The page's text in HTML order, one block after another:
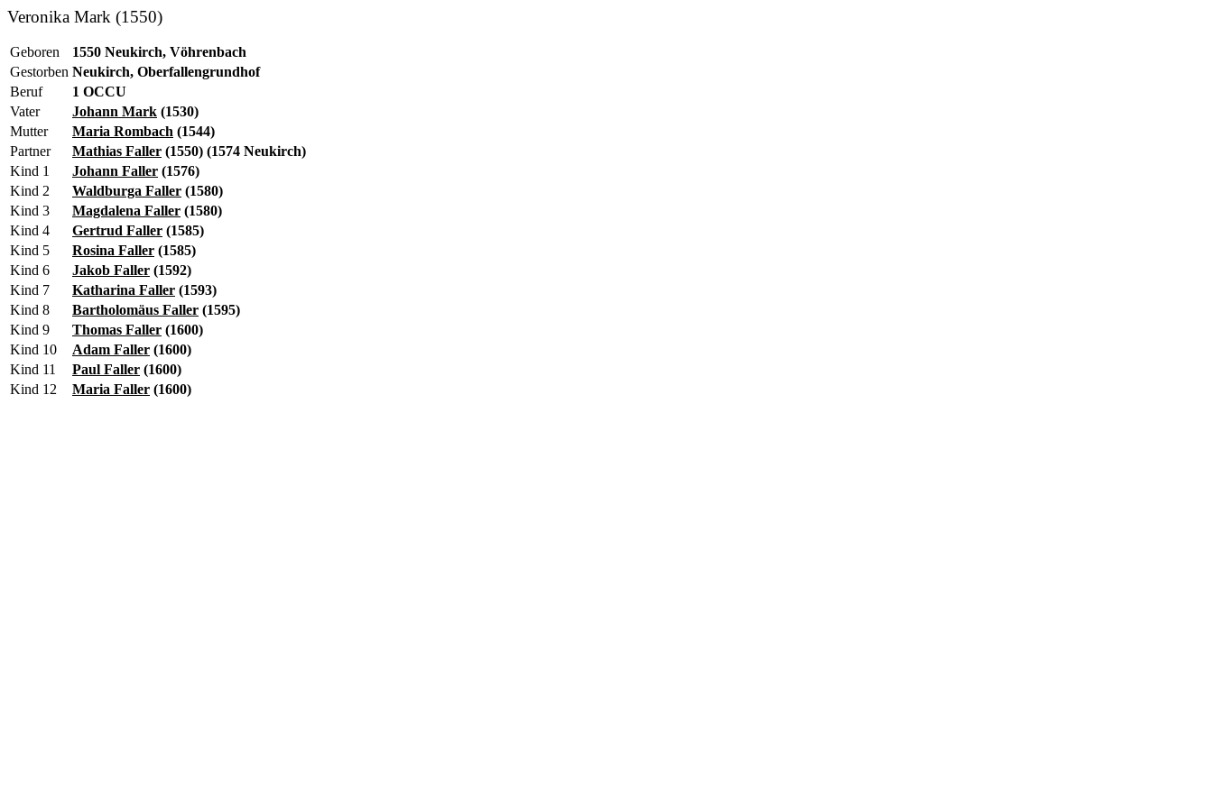
Veronika Mark (1550)
Geboren
1550 Neukirch, Vöhrenbach
Gestorben Neukirch, Oberfallengrundhof
Beruf
1 OCCU
Vater
Johann Mark (1530)
Mutter
Maria Rombach (1544)
Partner
Mathias Faller (1550) (1574 Neukirch)
Kind 1
Johann Faller (1576)
Kind 2
Waldburga Faller (1580)
Kind 3
Magdalena Faller (1580)
Kind 4
Gertrud Faller (1585)
Kind 5
Rosina Faller (1585)
Kind 6
Jakob Faller (1592)
Kind 7
Katharina Faller (1593)
Kind 8
Bartholomäus Faller (1595)
Kind 9
Thomas Faller (1600)
Kind 10
Adam Faller (1600)
Kind 11
Paul Faller (1600)
Kind 12
Maria Faller (1600)